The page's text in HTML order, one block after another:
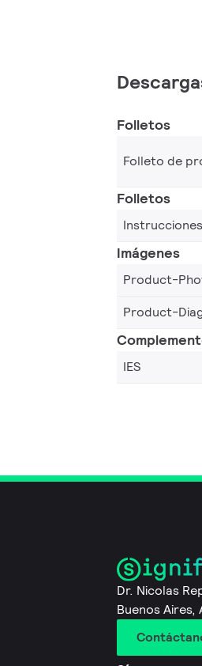
Folletos
Folleto de
Folletos
Imágenes
Product-
Product-
IES
Dr. Nicolas
Buenos Aires,